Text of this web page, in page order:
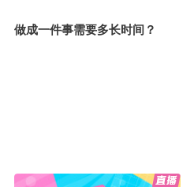
做成一件事需要多长时间？